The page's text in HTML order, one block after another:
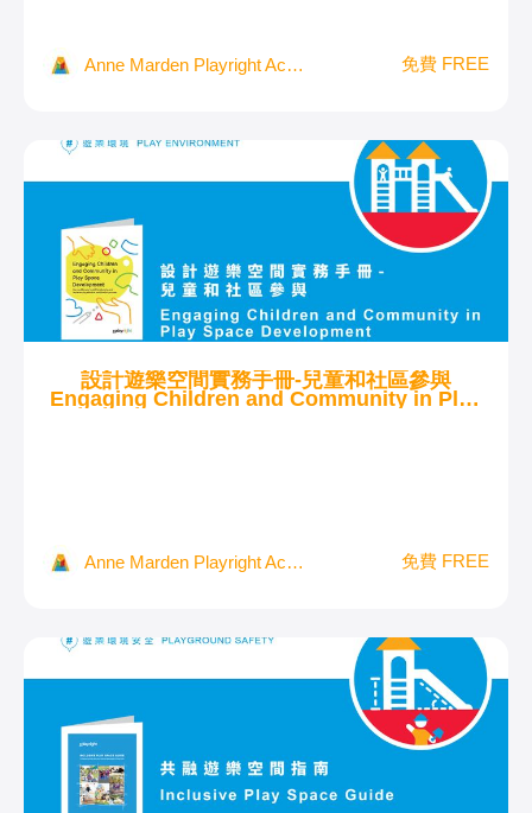
Anne Marden Playright Academy 免費 FREE
設計遊樂空間實務手冊-兒童和社區參與
Engaging Children and Community in Play
Anne Marden Playright Academy 免費 FREE